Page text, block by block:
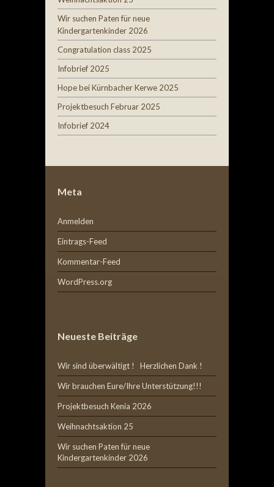
Wir suchen Paten für neue
Kindergartenkinder 2026
Congratulation class 2025
Infobrief 2025
Hope bei Kürnbacher Kerwe 2025
Projektbesuch Februar 2025
Infobrief 2024
Meta
Anmelden
Eintrags-Feed
Kommentar-Feed
WordPress.org
Neueste Beiträge
Wir sind überwältigt ! Herzlichen Dank !
Wir brauchen Eure/Ihre Unterstützung!!!
Projektbesuch Kenia 2026
Weihnachtsaktion 25
Wir suchen Paten für neue
Kindergartenkinder 2026